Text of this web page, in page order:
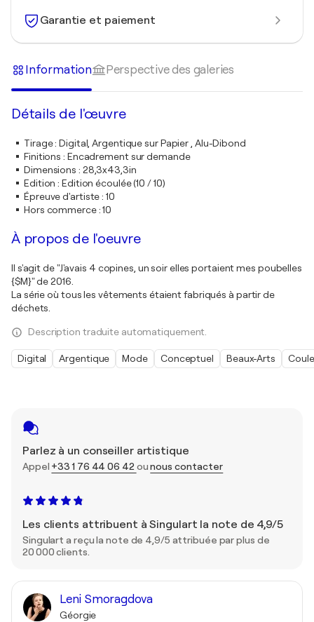
Garantie et paiement
Parlez à un conseiller artistique
Appel +33 1 76 44 06 42 ounous contacter
Les clients attribuent à Singulart la note de 4,9/5
Singulart a reçu la note de 4,9/5 attribuée par plus de
20 000 clients.
Leni Smoragdova
Géorgie
Information Perspective des galeries
Détails de l'œuvre
Tirage:Digital, Argentique sur Papier , Alu-Dibond
Finitions : Encadrement sur demande
Dimensions : 28,3x43,3in
Edition :Edition écoulée (10 / 10)
Épreuve d'artiste:10
Hors commerce:10
À propos de l'oeuvre
Il s'agit de "J'avais 4 copines, un soir elles portaient mes poubelles
{$M}" de 2016.
La série où tous les vêtements étaient fabriqués à partir de
déchets.
Description traduite automatiquement.
Digital Argentique Mode Conceptuel Beaux-Arts